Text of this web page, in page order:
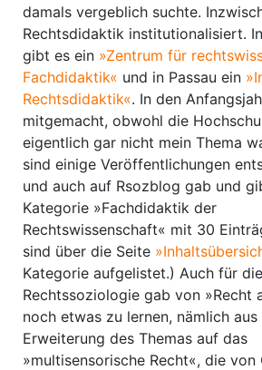
damals vergeblich suchte.
Rechtsdidaktik institutionalisiert.
gibt es ein »Zentrum für
Fachdidaktik« und in Passau ein
Rechtsdidaktik«. In den
mitgemacht, obwohl die
eigentlich gar nicht mein Thema
sind einige Veröffentlichungen
und auch auf Rsozblog gab und
Kategorie »Fachdidaktik der
Rechtswissenschaft« mit 30
sind über die Seite
Kategorie aufgelistet.) Auch für die
Rechtssoziologie gab von »Recht
noch etwas zu lernen, nämlich aus
Erweiterung des Themas auf das
»multisensorische Recht«, die von